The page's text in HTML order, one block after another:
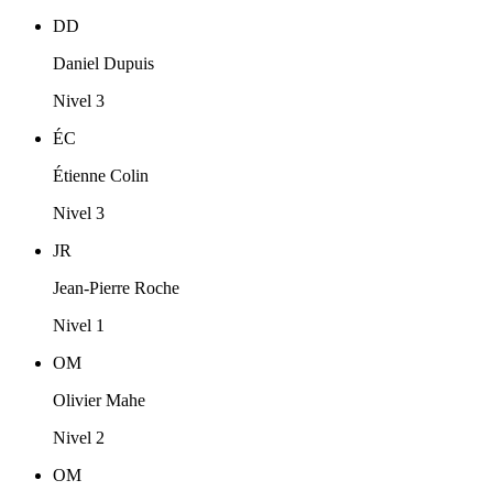
DD
Daniel Dupuis
Nivel 3
ÉC
Étienne Colin
Nivel 3
JR
Jean-Pierre Roche
Nivel 1
OM
Olivier Mahe
Nivel 2
OM